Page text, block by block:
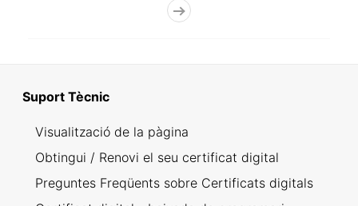
Suport Tècnic
Visualització de la pàgina
Obtingui / Renovi el seu certificat digital
Preguntes Freqüents sobre Certificats digitals